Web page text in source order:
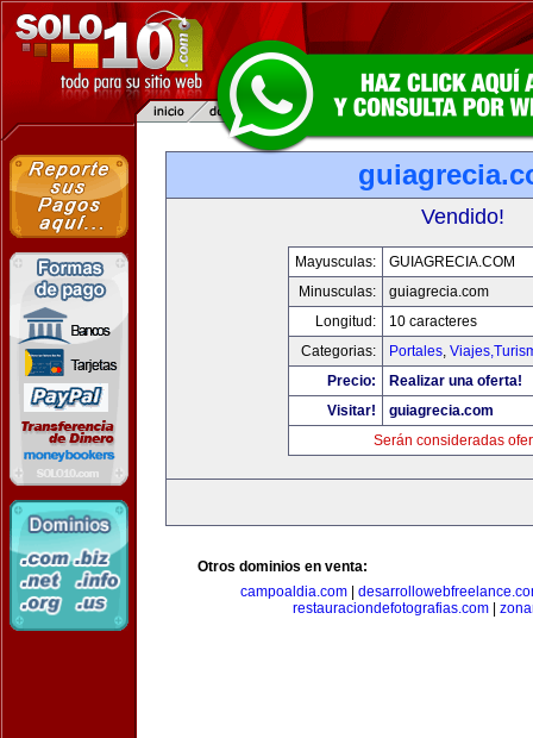
Vendido!
Mayusculas:
GUIAGRECIA.COM
Minusculas:
guiagrecia.com
Longitud:
10 caracteres
Categorias:
Portales,
Precio:
Realizar una oferta!
Visitar!
guiagrecia.com
Serán consideradas
Otros dominios en venta:
campoaldia.com
restauraciondefotografias.com|